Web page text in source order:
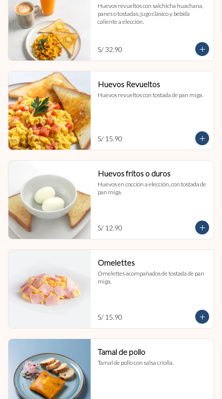
Huevos revueltos con salchicha huachana,
panes o tostadas, jugo clásico y bebida
caliente a elección.
S/ 32.90
Huevos Revueltos
Huevos revueltos con tostada de pan miga.
S/ 15.90
Huevos fritos o duros
Huevos en cocción a elección, con tostada de
pan miga.
S/ 12.90
Omelettes
Omelettes acompañados de tostada de pan
miga.
S/ 15.90
Tamal de pollo
Tamal de pollo con salsa criolla.